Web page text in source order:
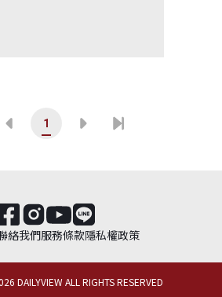
1
絡我們服務條款隱私權政策
DAILYVIEW ALL RIGHTS RESERVED